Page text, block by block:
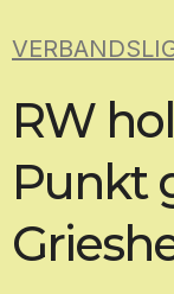
to
RW
Punkt